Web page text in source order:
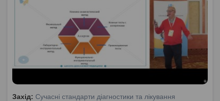
Захід: Сучасні стандарти діагностики та лікування